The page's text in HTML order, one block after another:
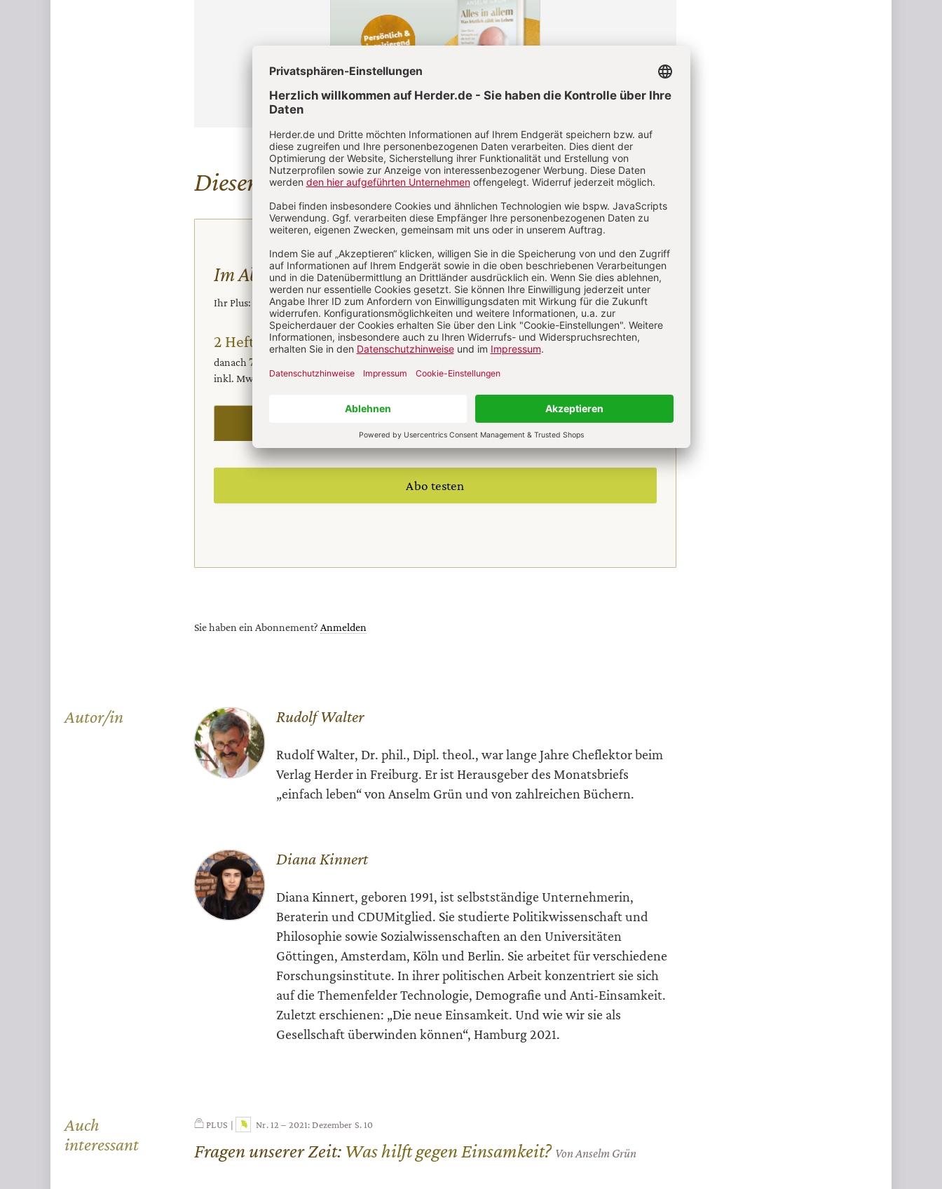
Diesen Artikel jetzt lesen!
Im Abo
Ihr Plus: Zugriff auch auf alle anderen Artikel im Abo-Bereich
2 Hefte + 2 Hefte digital 0,00 €
danach 70,80 € für 12 Ausgaben pro Jahr + Digitalzugang
inkl. MwSt., zzgl. 13,20 € Versand (D)
IM DIGITAL-ABO
Abo testen
Sie haben ein Abonnement? Anmelden
Überschrift
Autor/in Rudolf Walter
Rudolf Walter, Dr. phil., Dipl. theol., war lange Jahre Cheflektor beim
Verlag Herder in Freiburg. Er ist Herausgeber des Monatsbriefs
„einfach leben“ von Anselm Grün und von zahlreichen Büchern.
Diana Kinnert
Diana Kinnert, geboren 1991, ist selbstständige Unternehmerin,
Beraterin und CDUMitglied. Sie studierte Politikwissenschaft und
Philosophie sowie Sozialwissenschaften an den Universitäten
Göttingen, Amsterdam, Köln und Berlin. Sie arbeitet für verschiedene
Forschungsinstitute. In ihrer politischen Arbeit konzentriert sie sich
auf die Themenfelder Technologie, Demografie und Anti-Einsamkeit.
Zuletzt erschienen: „Die neue Einsamkeit. Und wie wir sie als
Gesellschaft überwinden können“, Hamburg 2021.
Auch
interessant
PLUS Nr. 12 – 2021: Dezember S. 10
Fragen unserer Zeit: Was hilft gegen Einsamkeit? Von Anselm Grün